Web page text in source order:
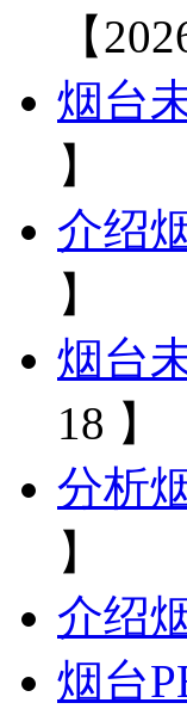
【
烟台
】
介绍
】
烟台
18 】
分析
】
介绍
烟台